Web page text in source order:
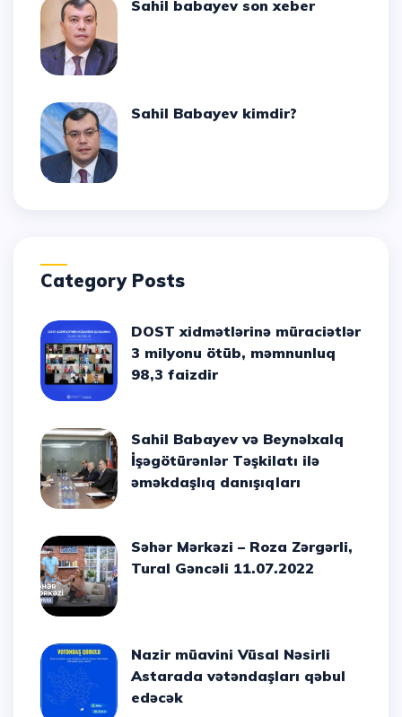
Sahil babayev son xeber
Sahil Babayev kimdir?
Category Posts
DOST xidmətlərinə müraciətlər
3 milyonu ötüb, məmnunluq
98,3 faizdir
Sahil Babayev və Beynəlxalq
İşəgötürənlər Təşkilatı ilə
əməkdaşlıq danışıqları
Səhər Mərkəzi – Roza Zərgərli,
Tural Gəncəli 11.07.2022
Nazir müavini Vüsal Nəsirli
Astarada vətəndaşları qəbul
edəcək